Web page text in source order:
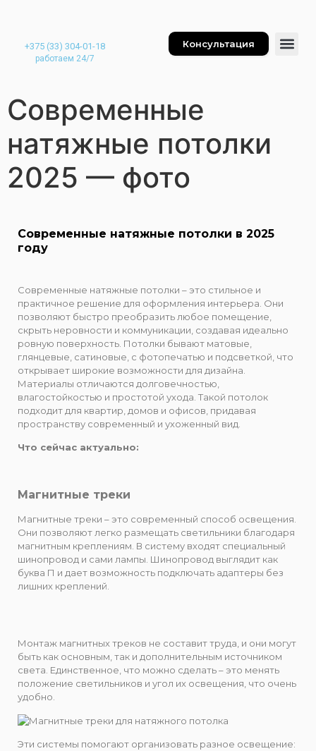
+375 (33) 304-01-18
работаем 24/7
Консультация
Современные
натяжные потолки
2025 — фото
Современные натяжные потолки в 2025
году
Современные натяжные потолки – это стильное и
практичное решение для оформления интерьера. Они
позволяют быстро преобразить любое помещение,
скрыть неровности и коммуникации, создавая идеально
ровную поверхность. Потолки бывают матовые,
глянцевые, сатиновые, с фотопечатью и подсветкой, что
открывает широкие возможности для дизайна.
Материалы отличаются долговечностью,
влагостойкостью и простотой ухода. Такой потолок
подходит для квартир, домов и офисов, придавая
пространству современный и ухоженный вид.
Что сейчас актуально:
Магнитные треки
Магнитные треки – это современный способ освещения.
Они позволяют легко размещать светильники благодаря
магнитным креплениям. В систему входят специальный
шинопровод и сами лампы. Шинопровод выглядит как
буква П и дает возможность подключать адаптеры без
лишних креплений.
Монтаж магнитных треков не составит труда, и они могут
быть как основным, так и дополнительным источником
света. Единственное, что можно сделать – это менять
положение светильников и угол их освещения, что очень
удобно.
Эти системы помогают организовать разное освещение: